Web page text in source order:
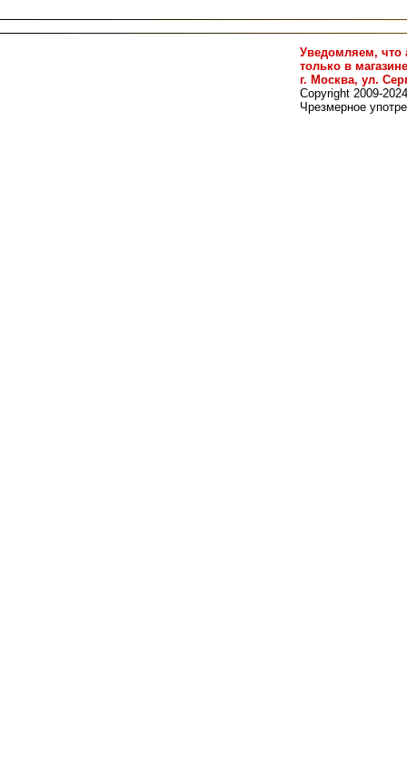
Уведомляем, что
только в
г. Москва, ул.
Copyright 2009-
Чрезмерное